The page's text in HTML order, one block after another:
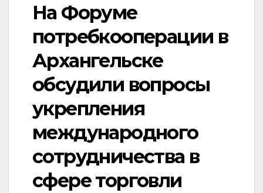
На Форуме
потребкооперации в
Архангельске
обсудили вопросы
укрепления
международного
сотрудничества в
сфере торговли